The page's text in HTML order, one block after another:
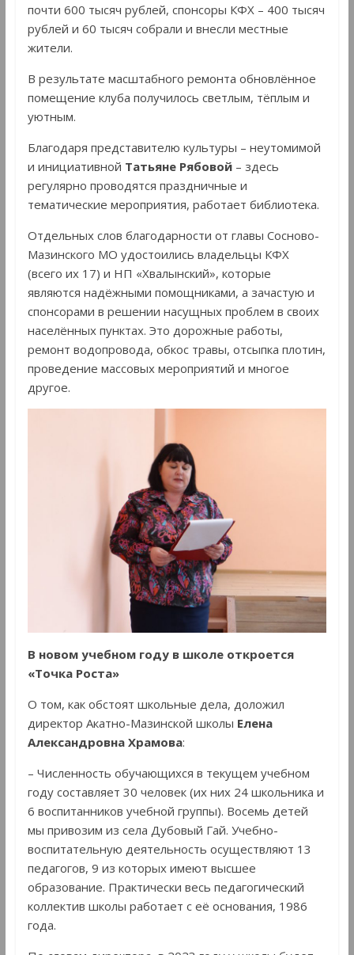
почти 600 тысяч рублей, спонсоры КФХ – 400 тысяч
рублей и 60 тысяч собрали и внесли местные
жители.
В результате масштабного ремонта обновлённое
помещение клуба получилось светлым, тёплым и
уютным.
Благодаря представителю культуры – неутомимой
и инициативной Татьяне Рябовой – здесь
регулярно проводятся праздничные и
тематические мероприятия, работает библиотека.
Отдельных слов благодарности от главы Сосново-
Мазинского МО удостоились владельцы КФХ
(всего их 17) и НП «Хвалынский», которые
являются надёжными помощниками, а зачастую и
спонсорами в решении насущных проблем в своих
населённых пунктах. Это дорожные работы,
ремонт водопровода, обкос травы, отсыпка плотин,
проведение массовых мероприятий и многое
другое.
В новом учебном году в школе откроется
«Точка Роста»
О том, как обстоят школьные дела, доложил
директор Акатно-Мазинской школы Елена
Александровна Храмова:
– Численность обучающихся в текущем учебном
году составляет 30 человек (их них 24 школьника и
6 воспитанников учебной группы). Восемь детей
мы привозим из села Дубовый Гай. Учебно-
воспитательную деятельность осуществляют 13
педагогов, 9 из которых имеют высшее
образование. Практически весь педагогический
коллектив школы работает с её основания, 1986
года.